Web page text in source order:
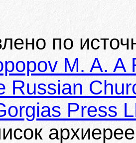
по
M. A. A
Russian
Press